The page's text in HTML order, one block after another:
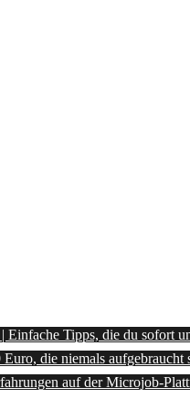
Einfache Tipps, die du sofort
die niemals aufgebraucht
auf der Microjob-